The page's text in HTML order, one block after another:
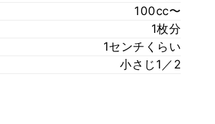
100cc〜
1枚分
1センチくらい
小さじ1／2